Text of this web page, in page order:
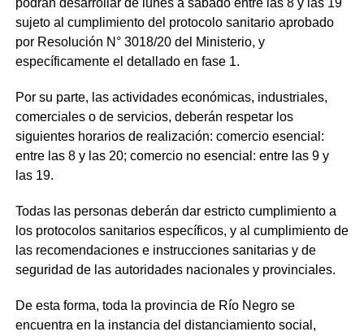
sujeto al cumplimiento del protocolo sanitario aprobado
por Resolución N° 3018/20 del Ministerio, y
específicamente el detallado en fase 1.
Por su parte, las actividades económicas, industriales,
comerciales o de servicios, deberán respetar los
siguientes horarios de realización: comercio esencial:
entre las 8 y las 20; comercio no esencial: entre las 9 y
las 19.
Todas las personas deberán dar estricto cumplimiento a
los protocolos sanitarios específicos, y al cumplimiento de
las recomendaciones e instrucciones sanitarias y de
seguridad de las autoridades nacionales y provinciales.
De esta forma, toda la provincia de Río Negro se
encuentra en la instancia del distanciamiento social,